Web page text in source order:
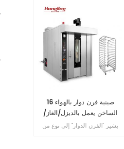
وسهولة التشغيل والتنظيف، وما إلى
16 صينية فرن دوار بالهواء
الساخن يعمل بالديزل/الغاز/
الكهرباء
يشير "الفرن الدوار" إلى نوع من